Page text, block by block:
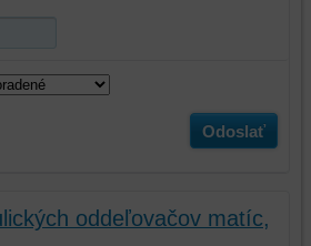
Odoslať
oddeľovačov matíc,